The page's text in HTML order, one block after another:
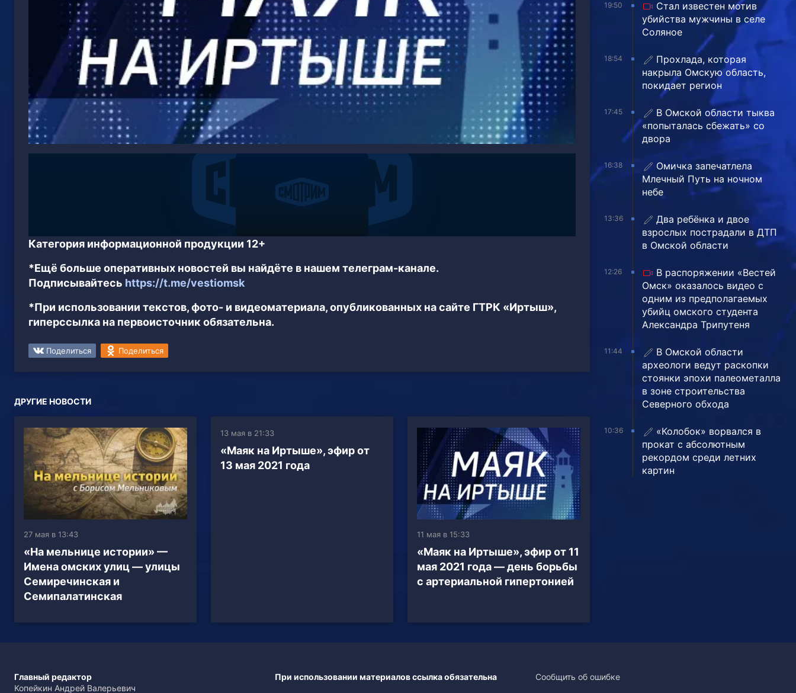
Категория информационной продукции 12+
*Ещё больше оперативных новостей вы найдёте в нашем телеграм-канале.
Подписывайтесь https://t.me/vestiomsk
*При использовании текстов, фото- и видеоматериала, опубликованных на сайте ГТРК «Иртыш»,
гиперссылка на первоисточник обязательна.
Поделиться Поделиться
ДРУГИЕ НОВОСТИ
27 мая в 13:43
«На мельнице истории» —
Имена омских улиц — улицы
Семиречинская и
Семипалатинская
13 мая в 21:33
«Маяк на Иртыше», эфир от
13 мая 2021 года
11 мая в 15:33
«Маяк на Иртыше», эфир от 11
мая 2021 года — день борьбы
с артериальной гипертонией
19:50
Стал известен мотив
убийства мужчины в селе
Соляное
18:54
Прохлада, которая
накрыла Омскую область,
покидает регион
17:45
В Омской области тыква
«попыталась сбежать» со
двора
16:38
Омичка запечатлела
Млечный Путь на ночном
небе
13:36
Два ребёнка и двое
взрослых пострадали в ДТП
в Омской области
12:26
В распоряжении «Вестей
Омск» оказалось видео с
одним из предполагаемых
убийц омского студента
Александра Трипутеня
11:44
В Омской области
археологи ведут раскопки
стоянки эпохи палеометалла
в зоне строительства
Северного обхода
10:36
«Колобок» ворвался в
прокат с абсолютным
рекордом среди летних
картин
Главный редактор
Копейкин Андрей Валерьевич
При использовании материалов ссылка обязательна Сообщить об ошибке